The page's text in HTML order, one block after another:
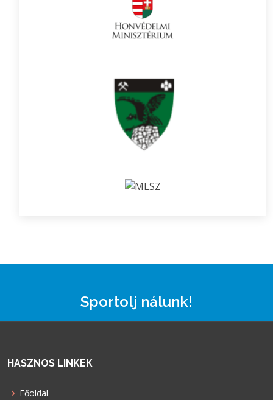
Sportolj nálunk!
HASZNOS LINKEK
Főoldal